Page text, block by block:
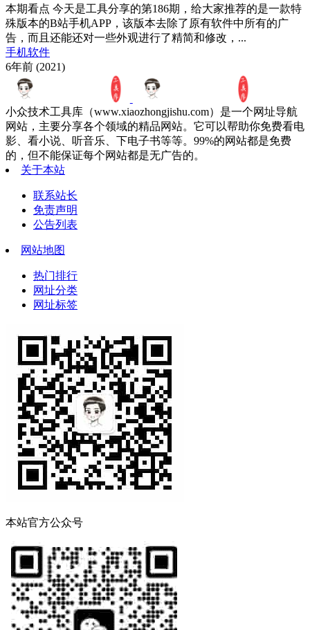
本期看点 今天是工具分享的第186期，给大家推荐的是一款特
殊版本的B站手机APP，该版本去除了原有软件中所有的广
告，而且还能还对一些外观进行了精简和修改，...
手机软件
6年前 (2021)
小众技术工具库（www.xiaozhongjishu.com）是一个网址导航
网站，主要分享各个领域的精品网站。它可以帮助你免费看电
影、看小说、听音乐、下电子书等等。99%的网站都是免费
的，但不能保证每个网站都是无广告的。
关于本站
联系站长
免责声明
公告列表
网站地图
热门排行
网址分类
网址标签
本站官方公众号